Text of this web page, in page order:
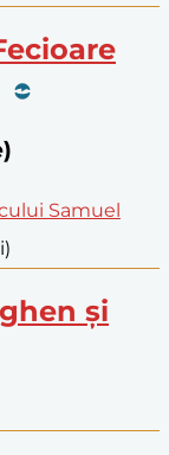
Samuel
și